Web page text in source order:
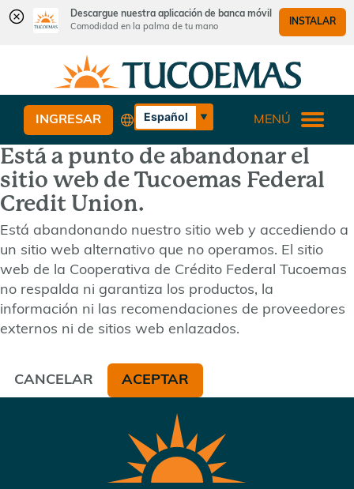
Descargue nuestra aplicación de banca móvil
Comodidad en la palma de tu mano
INSTALAR
contenido
inicio
sesión
de
banca
web
¿Qué
podemos
ayudarle
a
encontrar?
Español
English
INGRESAR MENÚ
Está a punto de abandonar el
sitio web de Tucoemas Federal
Credit Union.
Está abandonando nuestro sitio web y accediendo a
un sitio web alternativo que no operamos. El sitio
web de la Cooperativa de Crédito Federal Tucoemas
no respalda ni garantiza los productos, la
información ni las recomendaciones de proveedores
externos ni de sitios web enlazados.
CANCELAR ACEPTAR